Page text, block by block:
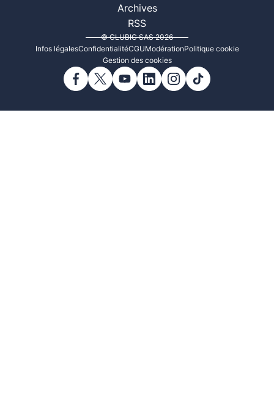
Archives
RSS
© CLUBIC SAS 2026
Infos légalesConfidentialitéCGUModérationPolitique cookie
Gestion des cookies